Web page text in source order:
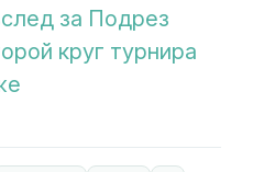
за Подрез
круг турнира